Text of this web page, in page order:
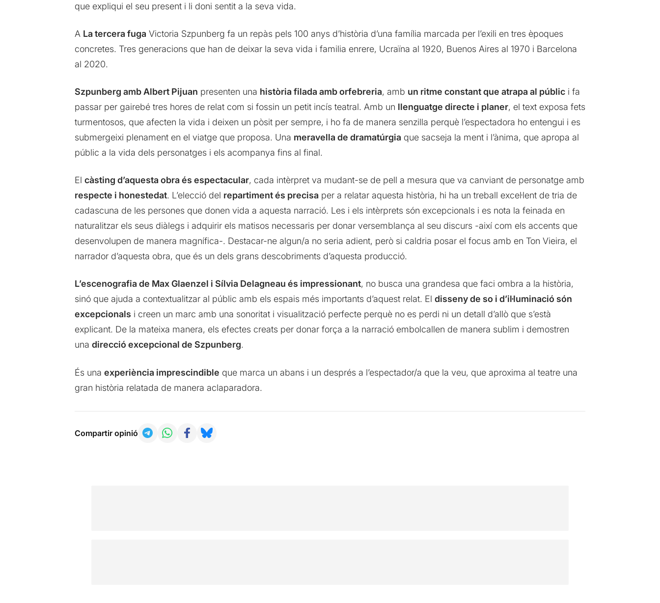
que expliqui el seu present i li doni sentit a la seva vida.
A La tercera fuga Victoria Szpunberg fa un repàs pels 100 anys d’història d’una família marcada per l’exili en tres èpoques
concretes. Tres generacions que han de deixar la seva vida i familia enrere, Ucraïna al 1920, Buenos Aires al 1970 i Barcelona
al 2020.
Szpunberg amb Albert Pijuan presenten una història filada amb orfebreria, amb un ritme constant que atrapa al públici fa
passar per gairebé tres hores de relat com si fossin un petit incís teatral. Amb un llenguatge directe i planer, el text exposa fets
turmentosos, que afecten la vida i deixen un pòsit per sempre, i ho fa de manera senzilla perquè l’espectadora ho entengui i es
submergeixi plenament en el viatge que proposa. Una meravella de dramatúrgia que sacseja la ment i l’ànima, que apropa al
públic a la vida dels personatges i els acompanya fins al final.
El càsting d’aquesta obra és espectacular, cada intèrpret va mudant-se de pell a mesura que va canviant de personatge amb
respecte i honestedat. L’elecció del repartiment és precisa per a relatar aquesta història, hi ha un treball excel·lent de tria de
cadascuna de les persones que donen vida a aquesta narració. Les i els intèrprets són excepcionals i es nota la feinada en
naturalitzar els seus diàlegs i adquirir els matisos necessaris per donar versemblança al seu discurs -així com els accents que
desenvolupen de manera magnífica-. Destacar-ne algun/a no seria adient, però si caldria posar el focus amb en Ton Vieira, el
narrador d’aquesta obra, que és un dels grans descobriments d’aquesta producció.
L’escenografia de Max Glaenzel i Sílvia Delagneau és impressionant, no busca una grandesa que faci ombra a la història,
sinó que ajuda a contextualitzar al públic amb els espais més importants d’aquest relat. El disseny de so i d’il·luminació són
excepcionals i creen un marc amb una sonoritat i visualització perfecte perquè no es perdi ni un detall d’allò que s’està
explicant. De la mateixa manera, els efectes creats per donar força a la narració embolcallen de manera sublim i demostren
una direcció excepcional de Szpunberg.
És una experiència imprescindible que marca un abans i un després a l’espectador/a que la veu, que aproxima al teatre una
gran història relatada de manera aclaparadora.
Compartir opinió